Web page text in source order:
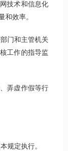
技术和信息化
和效率。
门和主管机关
工作的指导监
弄虚作假等行
规定执行。